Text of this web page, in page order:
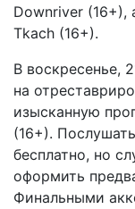
Downriver (16+),
Tkach (16+).
В воскресенье,
на
изысканную
(16+).
бесплатно, но
оформить
Финальными